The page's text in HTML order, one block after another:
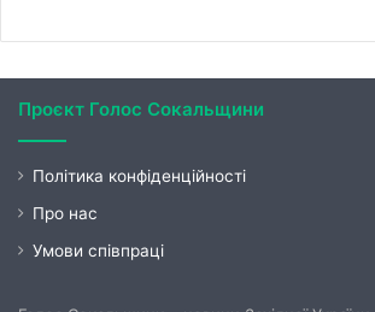
Проєкт Голос Сокальщини
Політика конфіденційності
Про нас
Умови співпраці